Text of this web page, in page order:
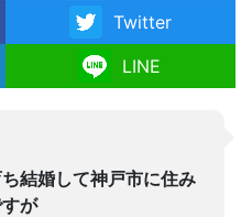
Twitter
LINE
結婚して神戸市に住み
が